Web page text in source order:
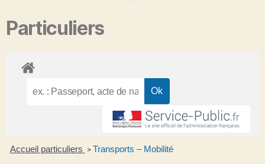
Particuliers
Accueil particuliers > Transports – Mobilité